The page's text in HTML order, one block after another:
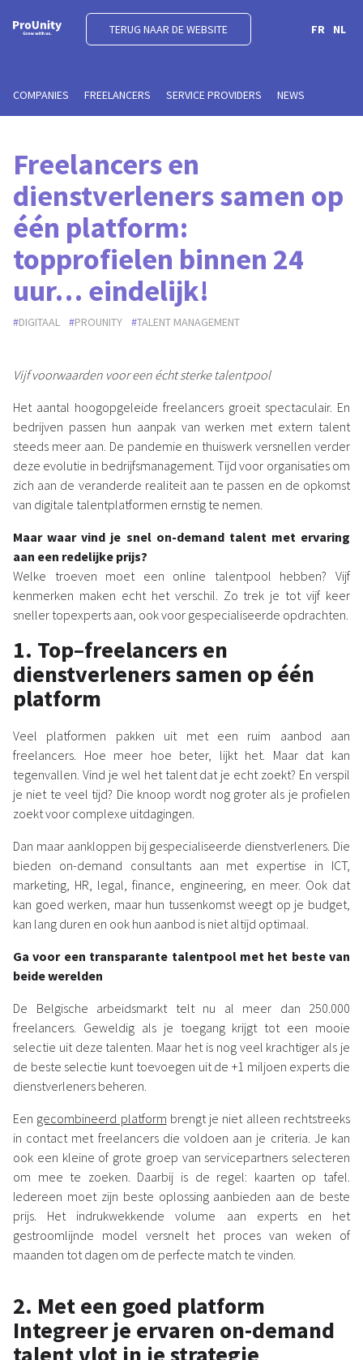
TERUG NAAR DE WEBSITE FR NL
COMPANIES FREELANCERS SERVICE PROVIDERS NEWS
Freelancers en
dienstverleners samen op
één platform:
topprofielen binnen 24
uur… eindelijk!
DIGITAAL PROUNITY TALENT MANAGEMENT
Vijf voorwaarden voor een écht sterke talentpool
Het aantal hoogopgeleide freelancers groeit spectaculair. En
bedrijven passen hun aanpak van werken met extern talent
steeds meer aan. De pandemie en thuiswerk versnellen verder
deze evolutie in bedrijfsmanagement. Tijd voor organisaties om
zich aan de veranderde realiteit aan te passen en de opkomst
van digitale talentplatformen ernstig te nemen.
Maar waar vind je snel on-demand talent met ervaring
aan een redelijke prijs?
Welke troeven moet een online talentpool hebben? Vijf
kenmerken maken echt het verschil. Zo trek je tot vijf keer
sneller topexperts aan, ook voor gespecialiseerde opdrachten.
1. Top–freelancers en
dienstverlenerssamen op één
platform
Veel platformen pakken uit met een ruim aanbod aan
freelancers. Hoe meer hoe beter, lijkt het. Maar dat kan
tegenvallen. Vind je wel het talent dat je echt zoekt? En verspil
je niet te veel tijd? Die knoop wordt nog groter als je profielen
zoekt voor complexe uitdagingen.
Dan maar aankloppen bij gespecialiseerde dienstverleners. Die
bieden on-demand consultants aan met expertise in ICT,
marketing, HR, legal, finance, engineering, en meer. Ook dat
kan goed werken, maar hun tussenkomst weegt op je budget,
kan lang duren en ook hun aanbod is niet altijd optimaal.
Ga voor een transparante talentpool met het beste van
beide werelden
De Belgische arbeidsmarkt telt nu al meer dan 250.000
freelancers. Geweldig als je toegang krijgt tot een mooie
selectie uit deze talenten. Maar het is nog veel krachtiger als je
de beste selectie kunt toevoegen uit de +1 miljoen experts die
dienstverleners beheren.
Een gecombineerd platform brengt je niet alleen rechtstreeks
in contact met freelancers die voldoen aan je criteria. Je kan
ook een kleine of grote groep van servicepartners selecteren
om mee te zoeken. Daarbij is de regel: kaarten op tafel.
Iedereen moet zijn beste oplossing aanbieden aan de beste
prijs. Het indrukwekkende volume aan experts en het
gestroomlijnde model versnelt het proces van weken of
maanden tot dagen om de perfecte match te vinden.
2. Met een goed platform
Integreer je ervaren on-demand
talent vlot in je strategie